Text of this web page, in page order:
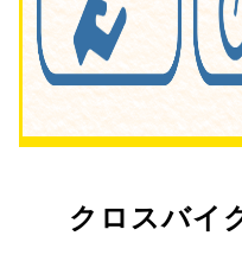
クロスバイ